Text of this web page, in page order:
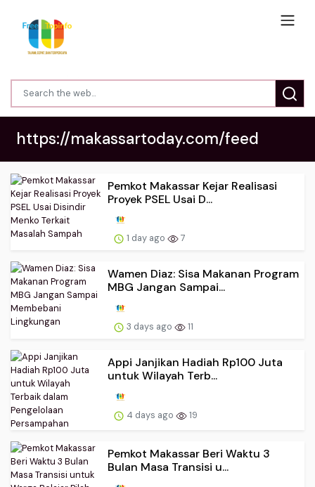
https://makassartoday.com/feed
Pemkot Makassar Kejar Realisasi
Proyek PSEL Usai D...
1 day ago 7
Wamen Diaz: Sisa Makanan Program
MBG Jangan Sampai...
3 days ago 11
Appi Janjikan Hadiah Rp100 Juta
untuk Wilayah Terb...
4 days ago 19
Pemkot Makassar Beri Waktu 3
Bulan Masa Transisi u...